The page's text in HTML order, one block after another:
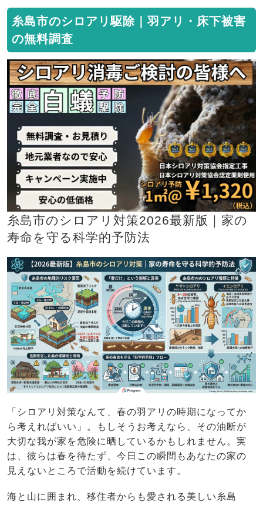
糸島市のシロアリ駆除｜羽アリ・床下被害
の無料調査
糸島市のシロアリ対策2026最新版｜家の
寿命を守る科学的予防法
「シロアリ対策なんて、春の羽アリの時期になってか
ら考えればいい」。もしそうお考えなら、その油断が
大切な我が家を危険に晒しているかもしれません。実
は、彼らは春を待たず、今日この瞬間もあなたの家の
見えないところで活動を続けています。
海と山に囲まれ、移住者からも愛される美しい糸島